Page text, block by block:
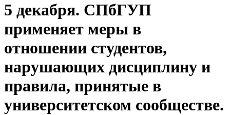
5 декабря. СПбГУП
применяет меры в
отношении студентов,
нарушающих дисциплину и
правила, принятые в
университетском сообществе.